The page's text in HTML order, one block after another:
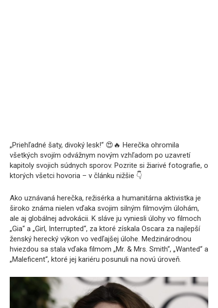
„Priehľadné šaty, divoký lesk!“ 😍🔥 Herečka ohromila
všetkých svojím odvážnym novým vzhľadom po uzavretí
kapitoly svojich súdnych sporov. Pozrite si žiarivé fotografie, o
ktorých všetci hovoria – v článku nižšie 👇
Ako uznávaná herečka, režisérka a humanitárna aktivistka je
široko známa nielen vďaka svojim silným filmovým úlohám,
ale aj globálnej advokácii. K sláve ju vyniesli úlohy vo filmoch
„Gia“ a „Girl, Interrupted“, za ktoré získala Oscara za najlepší
ženský herecký výkon vo vedľajšej úlohe. Medzinárodnou
hviezdou sa stala vďaka filmom „Mr. & Mrs. Smith“, „Wanted“ a
„Maleficent“, ktoré jej kariéru posunuli na novú úroveň.